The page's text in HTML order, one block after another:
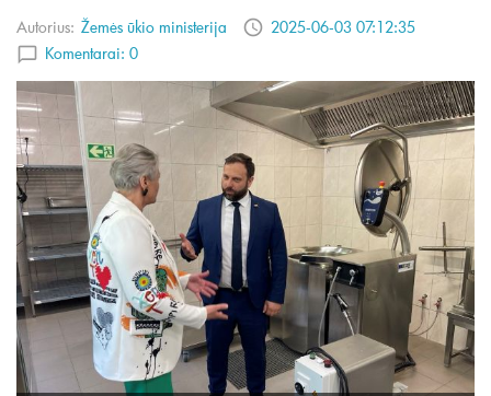
Autorius: Žemės ūkio ministerija
2025-06-03 07:12:35
Komentarai: 0